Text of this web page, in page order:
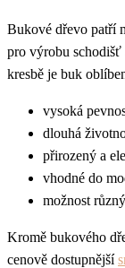
Bukové dřevo patří
pro výrobu schodišť
kresbě je buk
vysoká
dlouhá
přirozený a
vhodné do
možnost
Kromě bukového
cenově dostupnější